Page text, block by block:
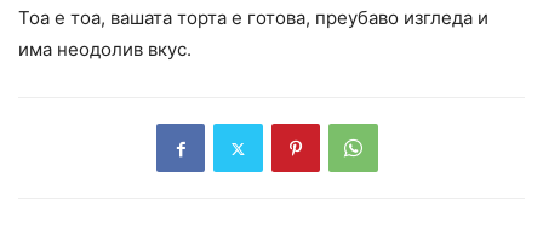
Тоа е тоа, вашата торта е готова, преубаво изгледа и
има неодолив вкус.